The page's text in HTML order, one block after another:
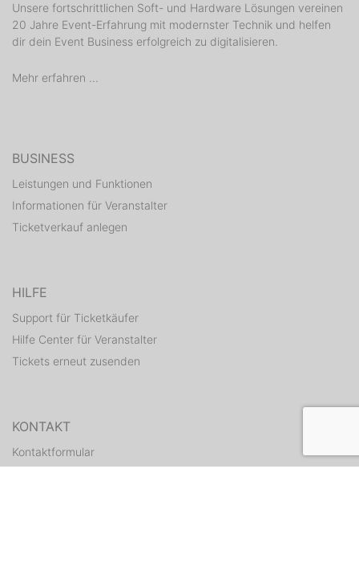
Unsere fortschrittlichen Soft- und Hardware Lösungen vereinen
20 Jahre Event-Erfahrung mit modernster Technik und helfen
dir dein Event Business erfolgreich zu digitalisieren.
Mehr erfahren ...
BUSINESS
Leistungen und Funktionen
Informationen für Veranstalter
Ticketverkauf anlegen
HILFE
Support für Ticketkäufer
Hilfe Center für Veranstalter
Tickets erneut zusenden
KONTAKT
Kontaktformular